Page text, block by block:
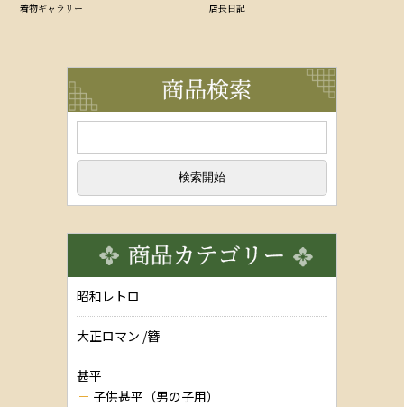
着物ギャラリー 店長日記
昭和レトロ
大正ロマン /簪
甚平
子供甚平（男の子用）